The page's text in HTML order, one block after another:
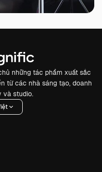
những tác phẩm xuất sắc
từ các nhà sáng tạo, doanh
và studio.